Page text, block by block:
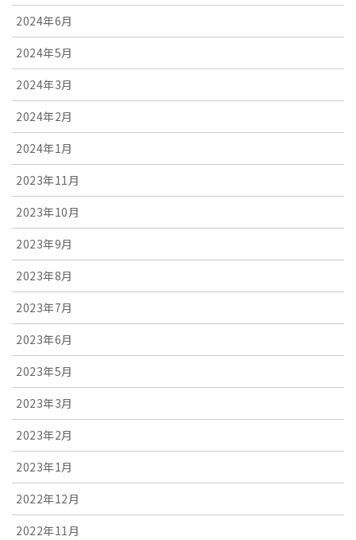
2024年6月
2024年5月
2024年3月
2024年2月
2024年1月
2023年11月
2023年10月
2023年9月
2023年8月
2023年7月
2023年6月
2023年5月
2023年3月
2023年2月
2023年1月
2022年12月
2022年11月